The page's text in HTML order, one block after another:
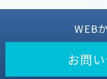
WEB
お問